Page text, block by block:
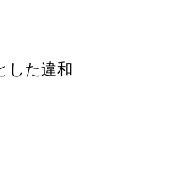
した違和